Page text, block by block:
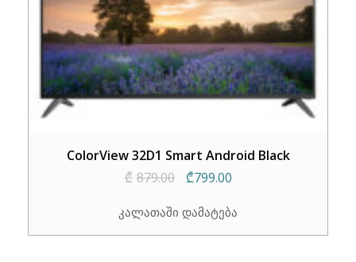
ColorView 32D1 Smart Android Black
₾ 879.00
Original
was:
₾799.00Current
is:
კალათაში დამატება